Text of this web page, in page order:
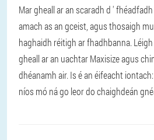
Mar gheall ar an scaradh d '
amach as an gceist, agus thosaigh
haghaidh réitigh ar fhadhbanna.
gheall ar an uachtar Maxisize agus
dhéanamh air. Is é an éifeacht
níos mó ná go leor do chaighdeán